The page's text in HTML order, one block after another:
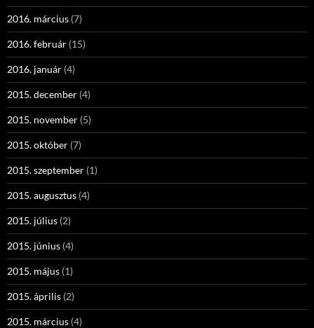
2016. március (7)
2016. február (15)
2016. január (4)
2015. december (4)
2015. november (5)
2015. október (7)
2015. szeptember (1)
2015. augusztus (4)
2015. július (2)
2015. június (4)
2015. május (1)
2015. április (2)
2015. március (4)